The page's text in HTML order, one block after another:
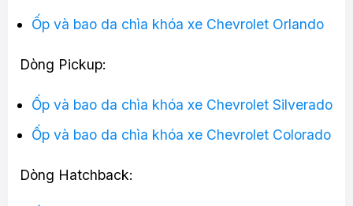
Ốp và bao da chìa khóa xe Chevrolet Orlando
Dòng Pickup:
Ốp và bao da chìa khóa xe Chevrolet Silverado
Ốp và bao da chìa khóa xe Chevrolet Colorado
Dòng Hatchback: